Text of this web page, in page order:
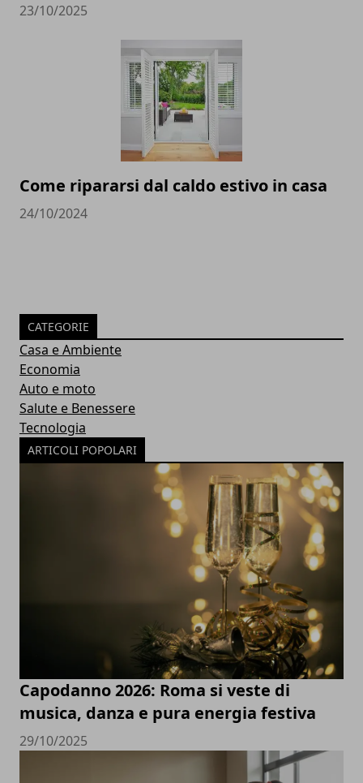
23/10/2025
Come ripararsi dal caldo estivo in casa
24/10/2024
CATEGORIE
Casa e Ambiente
Economia
Auto e moto
Salute e Benessere
Tecnologia
ARTICOLI POPOLARI
Capodanno 2026: Roma si veste di
musica, danza e pura energia festiva
29/10/2025